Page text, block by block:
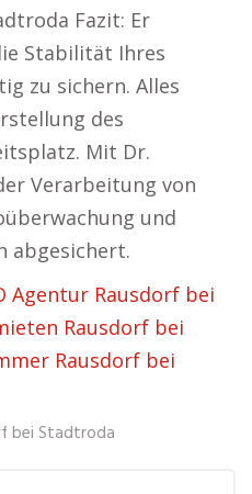
Fazit: Er
Stabilität Ihres
zu sichern. Alles
des
Mit Dr.
Verarbeitung von
und
abgesichert.
Agentur Rausdorf bei
Rausdorf bei
Rausdorf bei
bei Stadtroda